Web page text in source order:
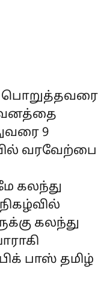
பொறுத்தவரை
9
வரவேற்பை
கலந்து
கலந்து
பிக் பாஸ் தமிழ்